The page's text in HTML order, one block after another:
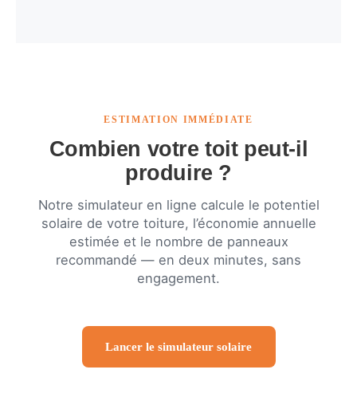
ESTIMATION IMMÉDIATE
Combien votre toit peut-il
produire ?
Notre simulateur en ligne calcule le potentiel
solaire de votre toiture, l’économie annuelle
estimée et le nombre de panneaux
recommandé — en deux minutes, sans
engagement.
Lancer le simulateur solaire